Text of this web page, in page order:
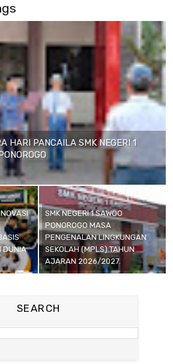
HARI PANCAILA SMK NEGERI 1
DUNIA
SMK NEGERI 1 SAWOO
PONOROGO MASA
PENGENALAN LINGKUNGAN
SEKOLAH (MPLS) TAHUN
AJARAN 2026/2027.
SEARCH